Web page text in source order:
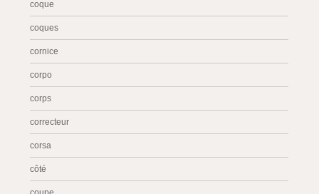
coque
coques
cornice
corpo
corps
correcteur
corsa
côté